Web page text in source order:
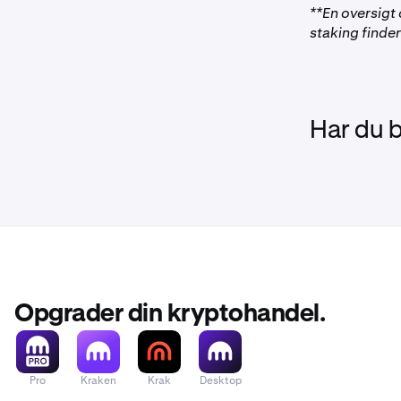
**En
staking
Har du
Opgrader din kryptohandel.
Pro Kraken Krak Desktop